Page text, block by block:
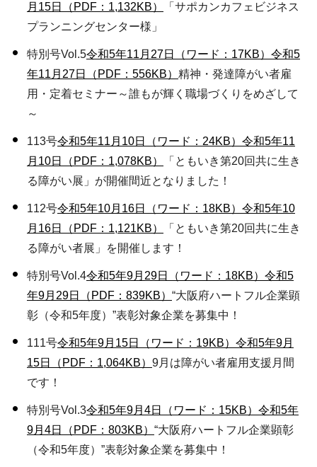
月15日（PDF：1,132KB）
「サポカンカフェビジネス
プランニングセンター様」
特別号Vol.5令和5年11月27日（ワード：17KB） 令和5
年11月27日（PDF：556KB） 精神・発達障がい者雇
用・定着セミナー～誰もが輝く職場づくりをめざして
～
113号令和5年11月10日（ワード：24KB） 令和5年11
月10日（PDF：1,078KB）
「ともいき第20回共に生き
る障がい展」が開催間近となりました！
112号令和5年10月16日（ワード：18KB） 令和5年10
月16日（PDF：1,121KB）
「ともいき第20回共に生き
る障がい者展」を開催します！
特別号Vol.4令和5年9月29日（ワード：18KB） 令和5
年9月29日（PDF：839KB） “大阪府ハートフル企業顕
彰（令和5年度）”表彰対象企業を募集中！
111号令和5年9月15日（ワード：19KB） 令和5年9月
15日（PDF：1,064KB） 9月は障がい者雇用支援月間
です！
特別号Vol.3令和5年9月4日（ワード：15KB） 令和5年
9月4日（PDF：803KB） “大阪府ハートフル企業顕彰
（令和5年度）”表彰対象企業を募集中！